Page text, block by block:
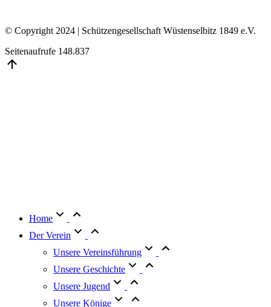
© Copyright 2024 | Schützengesellschaft Wüstenselbitz 1849 e.V.
Seitenaufrufe 148.837
Home
Der Verein
Unsere Vereinsführung
Unsere Geschichte
Unsere Jugend
Unsere Könige